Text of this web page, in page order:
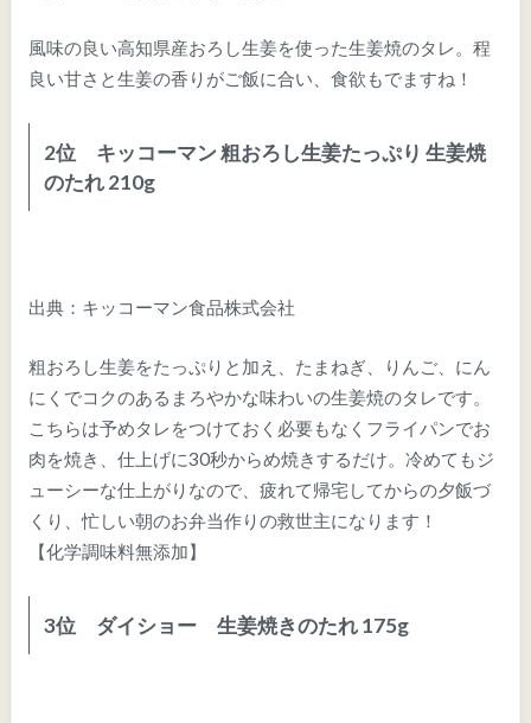
風味の良い高知県産おろし生姜を使った生姜焼のタレ。程
良い甘さと生姜の香りがご飯に合い、食欲もでますね！
2位 キッコーマン 粗おろし生姜たっぷり 生姜焼
のたれ 210g
出典：キッコーマン食品株式会社
粗おろし生姜をたっぷりと加え、たまねぎ、りんご、にん
にくでコクのあるまろやかな味わいの生姜焼のタレです。
こちらは予めタレをつけておく必要もなくフライパンでお
肉を焼き、仕上げに30秒からめ焼きするだけ。冷めてもジ
ューシーな仕上がりなので、疲れて帰宅してからの夕飯づ
くり、忙しい朝のお弁当作りの救世主になります！
【化学調味料無添加】
3位 ダイショー 生姜焼きのたれ 175g